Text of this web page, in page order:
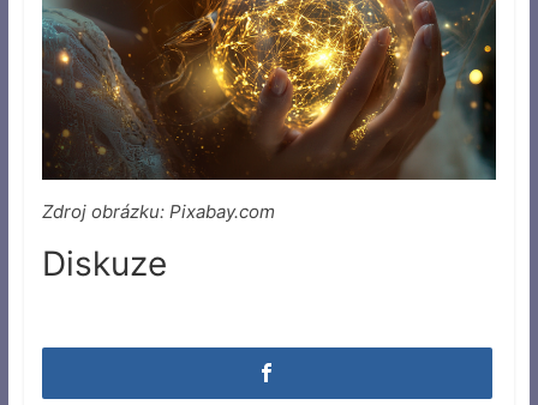
Zdroj obrázku: Pixabay.com
Diskuze